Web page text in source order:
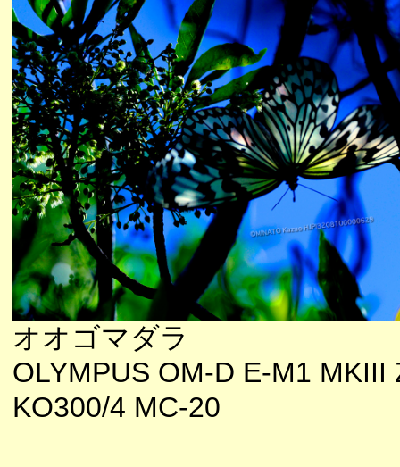
オオゴマダラ
OLYMPUS OM-D E-M1 MKIII
KO300/4 MC-20